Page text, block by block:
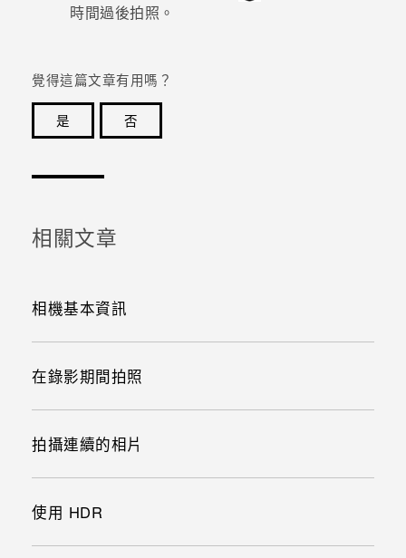
時間過後拍照。
覺得這篇文章有用嗎？
是
否
相關文章
相機基本資訊
在錄影期間拍照
拍攝連續的相片
使用 HDR